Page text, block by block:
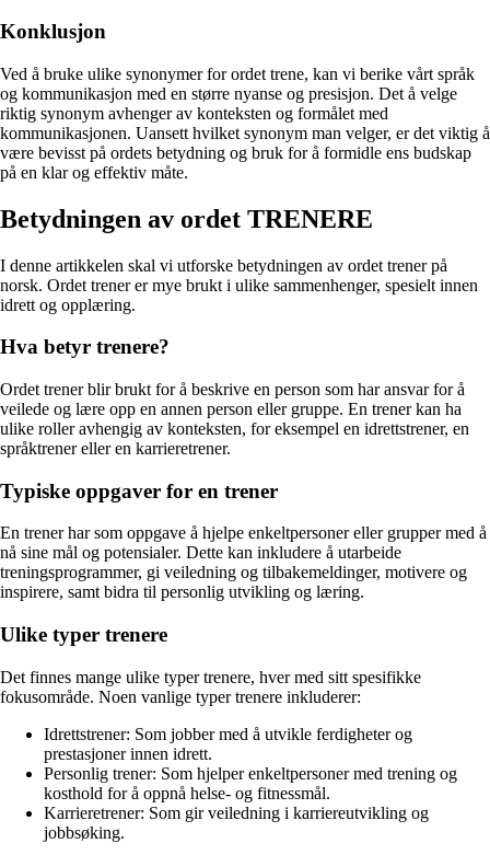
Konklusjon
Ved å bruke ulike synonymer for ordet trene, kan vi berike vårt språk
og kommunikasjon med en større nyanse og presisjon. Det å velge
riktig synonym avhenger av konteksten og formålet med
kommunikasjonen. Uansett hvilket synonym man velger, er det viktig å
være bevisst på ordets betydning og bruk for å formidle ens budskap
på en klar og effektiv måte.
Betydningen av ordet TRENERE
I denne artikkelen skal vi utforske betydningen av ordet trener på
norsk. Ordet trener er mye brukt i ulike sammenhenger, spesielt innen
idrett og opplæring.
Hva betyr trenere?
Ordet trener blir brukt for å beskrive en person som har ansvar for å
veilede og lære opp en annen person eller gruppe. En trener kan ha
ulike roller avhengig av konteksten, for eksempel en idrettstrener, en
språktrener eller en karrieretrener.
Typiske oppgaver for en trener
En trener har som oppgave å hjelpe enkeltpersoner eller grupper med å
nå sine mål og potensialer. Dette kan inkludere å utarbeide
treningsprogrammer, gi veiledning og tilbakemeldinger, motivere og
inspirere, samt bidra til personlig utvikling og læring.
Ulike typer trenere
Det finnes mange ulike typer trenere, hver med sitt spesifikke
fokusområde. Noen vanlige typer trenere inkluderer:
Idrettstrener: Som jobber med å utvikle ferdigheter og
prestasjoner innen idrett.
Personlig trener: Som hjelper enkeltpersoner med trening og
kosthold for å oppnå helse- og fitnessmål.
Karrieretrener: Som gir veiledning i karriereutvikling og
jobbsøking.